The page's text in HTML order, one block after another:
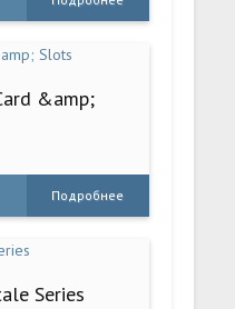
&amp;
Подробнее
Series